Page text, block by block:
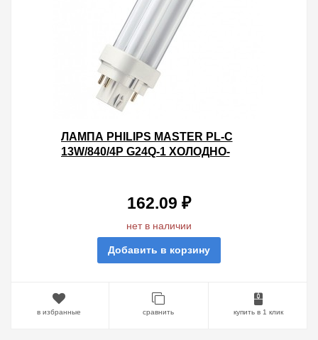
ЛАМПА PHILIPS MASTER PL-C
13W/840/4P G24Q-1 ХОЛОДНО-
162.09 ₽
нет в наличии
Добавить в корзину
в избранные сравнить купить в 1 клик